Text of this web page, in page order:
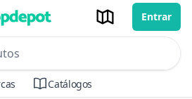
Entrar
no header
Catálogos